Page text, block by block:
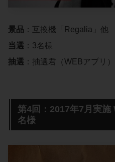
景品 ：互換機「Regalia」他
当選 ：3名様
抽選 ：抽選君（WEBアプリ）
第4回：2017年7月実施
名様